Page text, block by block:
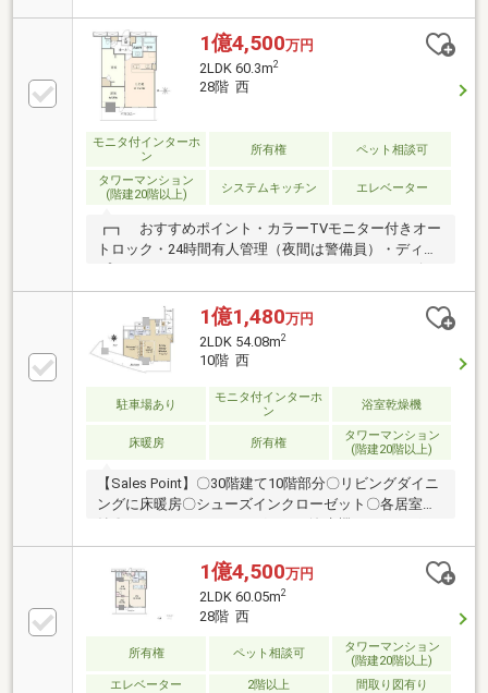
ン・キッチンと洗面室が近く、家事動線良好・LDと隣
接する洋室は一体利用可・WIC・SIC等、収納豊富・24
時間有人管理・コンシェルジュサービス有(一部有
償)・ペット飼育可(細則有)・各階で24時間ゴミ出し可
▼設備・ディスポーザー・浴室乾燥機・フルオートバ
ス・宅配ボックス・オートロック■ ご希望の住まい探
しをお手伝いします ━━━━━・・・物件の詳細・ご
相談はお気軽にお問い合わせください。
1億4,500万円
2LDK 60.3m2
28階 西
モニタ付インターホ
ン
所有権 ペット相談可
タワーマンション
(階建20階以上)
システムキッチン エレベーター
┏┓ おすすめポイント・カラーTVモニター付きオー
トロック・24時間有人管理（夜間は警備員）・ディン
ス ※一部有償・ペット飼育可能（使用細則あり）・
宅配ボックスあり、各階にゴミ置き場あり・共有スペ
ース有り ※一部有償 ライブラリーコーナー スタ
ディルーム（集会室） ゲストルーム プライベート
ガーデン・エレベーター2基・内廊下設計
1億1,480万円
2LDK 54.08m2
10階 西
駐車場あり
モニタ付インターホ
ン
浴室乾燥機
床暖房 所有権
タワーマンション
(階建20階以上)
【Sales Point】〇30階建て10階部分〇リビングダイニ
ングに床暖房〇シューズインクローゼット〇各居室収
ザー〇浴室1416サイズ オートバス・追い焚き機能・
浴室暖房換気乾燥機〇鏡面裏収納〇温水洗浄便座・タ
ンクレストイレ〇トイレに手洗いボウル〇防犯窓セン
サー
1億4,500万円
2LDK 60.05m2
28階 西
所有権 ペット相談可
タワーマンション
(階建20階以上)
エレベーター
2階以上 間取り図有り